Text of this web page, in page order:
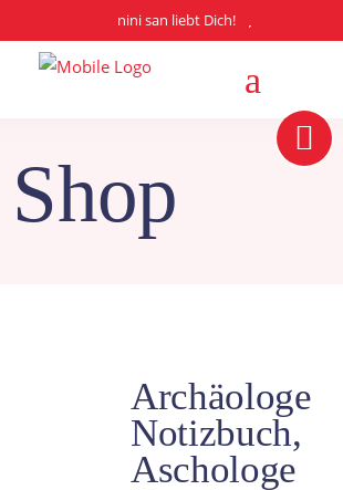
nini san liebt Dich!
Shop
Archäologe
Notizbuch,
Aschologe